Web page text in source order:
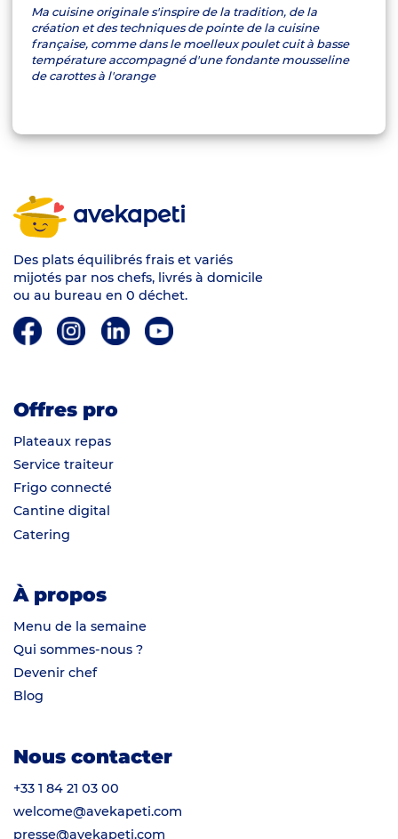
Ma cuisine originale s'inspire de la tradition, de la
création et des techniques de pointe de la cuisine
française, comme dans le moelleux poulet cuit à basse
température accompagné d'une fondante mousseline
de carottes à l'orange
avekapeti
Des plats équilibrés frais et variés
mijotés par nos chefs, livrés à domicile
ou au bureau en 0 déchet.
Offres pro
Plateaux repas
Service traiteur
Frigo connecté
Cantine digital
Catering
À propos
Menu de la semaine
Qui sommes-nous ?
Devenir chef
Blog
Nous contacter
+33 1 84 21 03 00
welcome@avekapeti.com
presse@avekapeti.com